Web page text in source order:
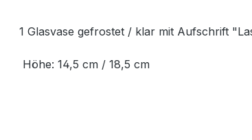
1 Glasvase gefrostet / klar mit Aufschrift
Höhe: 14,5 cm / 18,5 cm